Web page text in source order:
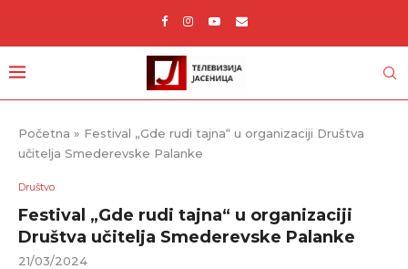
Početna » Festival „Gde rudi tajna“ u organizaciji Društva
učitelja Smederevske Palanke
Društvo
Festival „Gde rudi tajna“ u organizaciji
Društva učitelja Smederevske Palanke
21/03/2024